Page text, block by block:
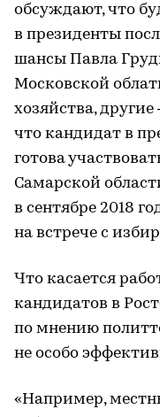
обсуждают, что
в президенты
шансы Павла
Московской
хозяйства,
что кандидат в
готова
Самарской
в сентябре 2018
на встрече с
Что касается
кандидатов в
по мнению
не особо
«Например,